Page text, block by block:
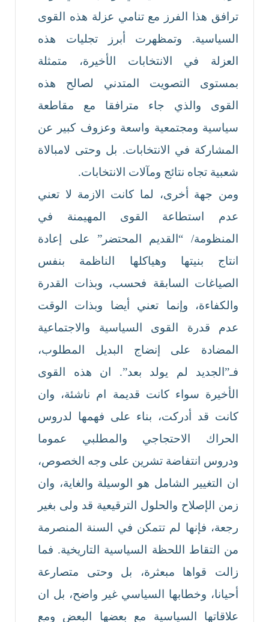
ترافق هذا الفرز مع تنامي عزلة هذه القوى
السياسية. وتمظهرت أبرز تجليات هذه
العزلة في الانتخابات الأخيرة، متمثلة
بمستوى التصويت المتدني لصالح هذه
القوى والذي جاء مترافقا مع مقاطعة
سياسية ومجتمعية واسعة وعزوف كبير عن
المشاركة في الانتخابات. بل وحتى لامبالاة
شعبية تجاه نتائج ومآلات الانتخابات.
ومن جهة أخرى، لما كانت الازمة لا تعني
عدم استطاعة القوى المهيمنة في
المنظومة/ “القديم المحتضر” على إعادة
انتاج بنيتها وهياكلها الناظمة بنفس
الصياغات السابقة فحسب، وبذات القدرة
والكفاءة، وإنما تعني أيضا وبذات الوقت
عدم قدرة القوى السياسية والاجتماعية
المضادة على إنضاج البديل المطلوب،
فـ”الجديد لم يولد بعد”. ان هذه القوى
الأخيرة سواء كانت قديمة ام ناشئة، وان
كانت قد أدركت، بناء على فهمها لدروس
الحراك الاحتجاجي والمطلبي عموما
ودروس انتفاضة تشرين على وجه الخصوص،
ان التغيير الشامل هو الوسيلة والغاية، وان
زمن الإصلاح والحلول الترقيعية قد ولى بغير
رجعة، فإنها لم تتمكن في السنة المنصرمة
من التقاط اللحظة السياسية التاريخية. فما
زالت قواها مبعثرة، بل وحتى متصارعة
أحيانا، وخطابها السياسي غير واضح، بل ان
علاقاتها السياسية مع بعضها البعض ومع